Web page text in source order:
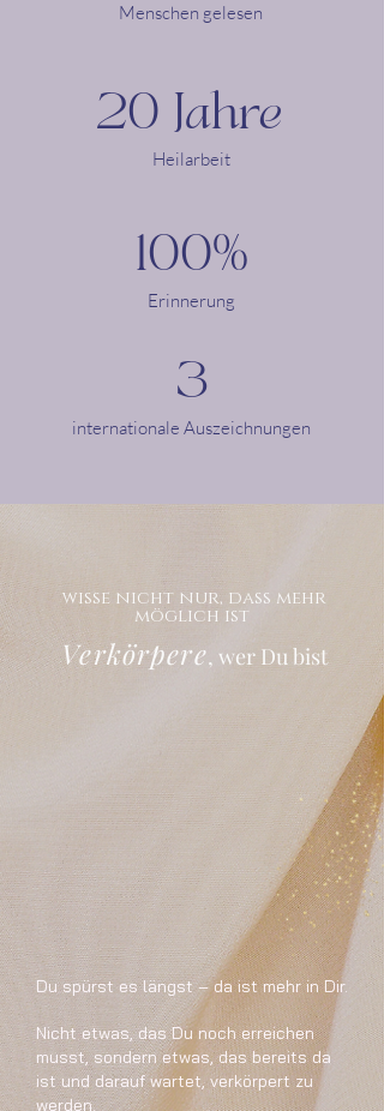
Menschen gelesen
20 Jahre
Heilarbeit
100%
Erinnerung
3
internationale Auszeichnungen
wisse nicht nur, dass mehr
möglich ist
Verkörpere, wer Du bist
Du spürst es längst – da ist mehr in Dir.
Nicht etwas, das Du noch erreichen
musst, sondern etwas, das bereits da
ist und darauf wartet, verkörpert zu
werden.